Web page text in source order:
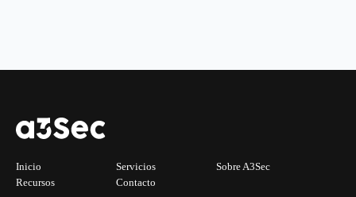
Inicio Servicios
Sobre A3Sec
Recursos
Contacto